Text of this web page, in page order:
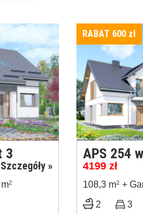
3
Szczegóły »
2
RABAT 600 zł
APS 254
4199 zł
108,3 m2 +
2 3